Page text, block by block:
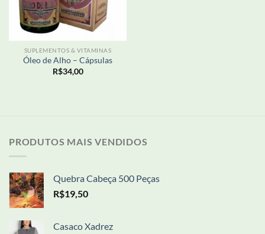
SUPLEMENTOS & VITAMINAS
Óleo de Alho – Cápsulas
R$34,00
PRODUTOS MAIS VENDIDOS
Quebra Cabeça 500 Peças
R$19,50
Casaco Xadrez